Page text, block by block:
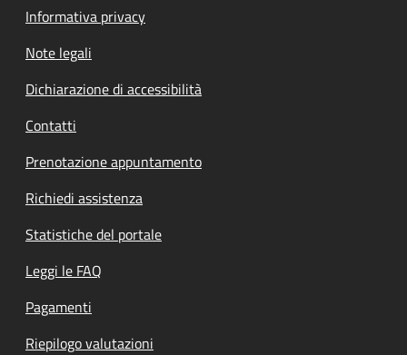
Informativa privacy
Note legali
Dichiarazione di accessibilità
Contatti
Prenotazione appuntamento
Richiedi assistenza
Statistiche del portale
Leggi le FAQ
Pagamenti
Riepilogo valutazioni